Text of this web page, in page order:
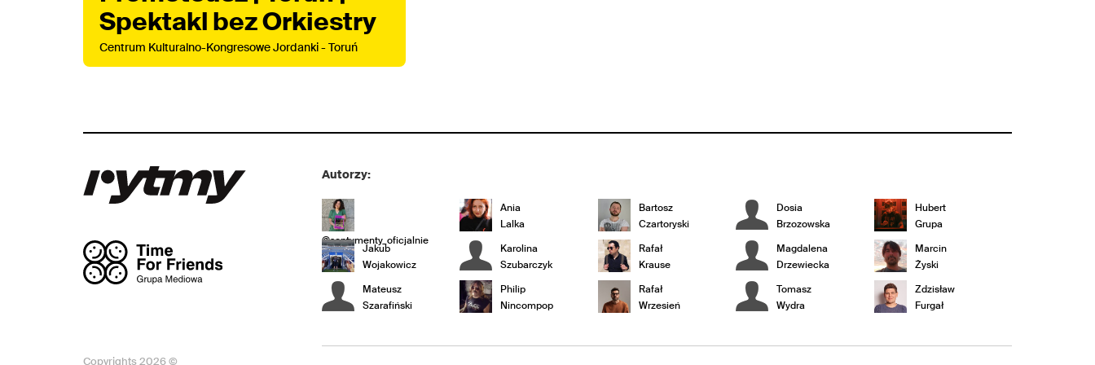
Spektakl bez Orkiestry
Centrum Kulturalno-Kongresowe Jordanki - Toruń
Autorzy:
@sentymenty_oficjalnie
Ania
Lalka
Bartosz
Czartoryski
Dosia
Brzozowska
Hubert
Grupa
Jakub
Wojakowicz
Karolina
Szubarczyk
Rafał
Krause
Magdalena
Drzewiecka
Marcin
Żyski
Mateusz
Szarafiński
Philip
Nincompop
Rafał
Wrzesień
Tomasz
Wydra
Zdzisław
Furgał
Copyrights 2026 ©